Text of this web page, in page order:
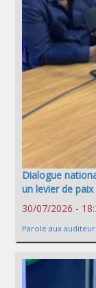
Dialogue
un levier de paix
30/07/2026 -
Parole aux